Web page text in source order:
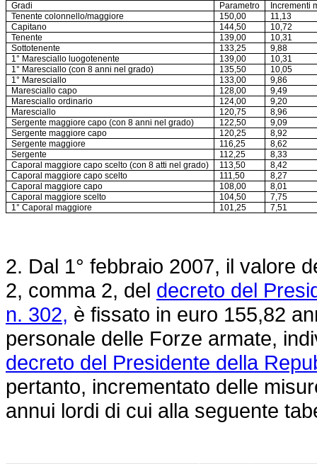
Gradi Parametro
Incrementi
Tenente colonnello/maggiore
150,00
11,13
Capitano
144,50
10,72
Tenente
139,00
10,31
Sottotenente
133,25
9,88
1° Maresciallo luogotenente
139,00
10,31
1° Maresciallo (con 8 anni nel grado)
135,50
10,05
1° Maresciallo
133,00
9,86
Maresciallo capo
128,00
9,49
Maresciallo ordinario
124,00
9,20
Maresciallo
120,75
8,96
Sergente maggiore capo (con 8 anni nel grado)
122,50
9,09
Sergente maggiore capo
120,25
8,92
Sergente maggiore
116,25
8,62
Sergente
112,25
8,33
Caporal maggiore capo scelto (con 8 atti nel grado)
113,50
8,42
Caporal maggiore capo scelto
111,50
8,27
Caporal maggiore capo
108,00
8,01
Caporal maggiore scelto
104,50
7,75
1° Caporal maggiore
101,25 7,51
2. Dal 1° febbraio 2007, il valore
2, comma 2, del decreto del
n. 302, è fissato in euro 155,82
personale delle Forze armate,
decreto del Presidente della
pertanto, incrementato delle
annui lordi di cui alla seguente